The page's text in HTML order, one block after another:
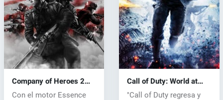
Company of Heroes 2
(PC) CD key
Con el motor Essence
Call of Duty: World at
War (PC) CD key
"Call of Duty regresa y